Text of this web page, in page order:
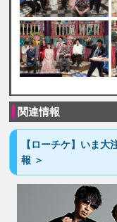
関連情報
【ローチケ】いま
報 ＞